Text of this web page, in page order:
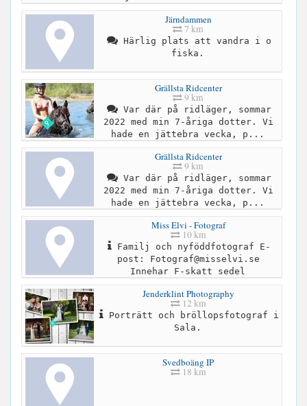
Järndammen
7 km
Härlig plats att vandra i o
fiska.
Grällsta Ridcenter
9 km
Var där på ridläger, sommar
2022 med min 7-åriga dotter. Vi
hade en jättebra vecka, p...
Grällsta Ridcenter
9 km
Var där på ridläger, sommar
2022 med min 7-åriga dotter. Vi
hade en jättebra vecka, p...
Miss Elvi - Fotograf
10 km
Familj och nyföddfotograf E-
post: Fotograf@misselvi.se
Innehar F-skatt sedel
Jenderklint Photography
12 km
Porträtt och bröllopsfotograf i
Sala.
Svedboäng IP
18 km